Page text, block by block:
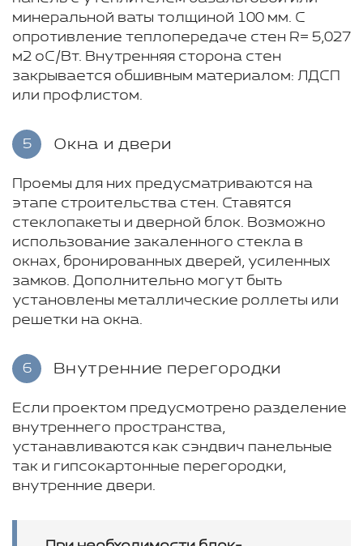
минеральной ваты толщиной 100 мм. С
опротивление теплопередаче стен R= 5,027
м2 оС/Вт. Внутренняя сторона стен
закрывается обшивным материалом: ЛДСП
или профлистом.
5 Окна и двери
Проемы для них предусматриваются на
этапе строительства стен. Ставятся
стеклопакеты и дверной блок. Возможно
использование закаленного стекла в
окнах, бронированных дверей, усиленных
замков. Дополнительно могут быть
установлены металлические роллеты или
решетки на окна.
6 Внутренние перегородки
Если проектом предусмотрено разделение
внутреннего пространства,
устанавливаются как сэндвич панельные
так и гипсокартонные перегородки,
внутренние двери.